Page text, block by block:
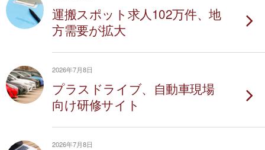
運搬スポット求人102万件、地
方需要が拡大
2026年7月8日
プラスドライブ、自動車現場
向け研修サイト
2026年7月8日